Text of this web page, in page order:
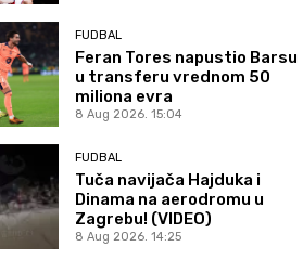
FUDBAL
Feran Tores napustio Barsu
u transferu vrednom 50
miliona evra
8 Aug 2026. 15:04
FUDBAL
Tuča navijača Hajduka i
Dinama na aerodromu u
Zagrebu! (VIDEO)
8 Aug 2026. 14:25